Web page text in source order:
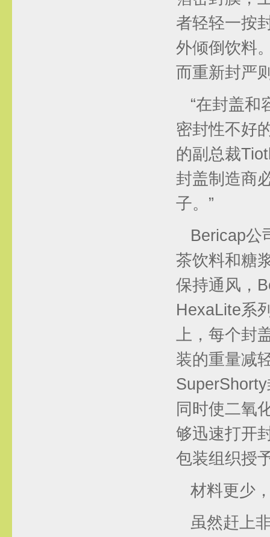
者轻轻一按
外倾倒饮料
而重新封严
“在封盖和
密封性不好
的副总裁
封盖制造商
子。”
Bericap公
茶饮料和糖
保持通风，
HexaLite系
上，每个封
装的重量减
同时使二氧
够迅速打开
包装组织授
材料更少
虽然赶上